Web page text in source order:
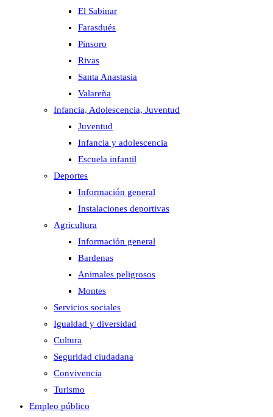
El Sabinar
Farasdués
Pinsoro
Rivas
Santa Anastasia
Valareña
Infancia, Adolescencia, Juventud
Juventud
Infancia y adolescencia
Escuela infantil
Deportes
Información general
Instalaciones deportivas
Agricultura
Información general
Bardenas
Animales peligrosos
Montes
Servicios sociales
Igualdad y diversidad
Cultura
Seguridad ciudadana
Convivencia
Turismo
Empleo público